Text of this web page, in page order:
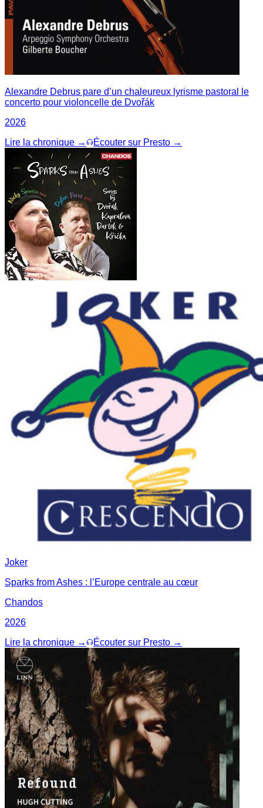
Alexandre Debrus pare d’un chaleureux lyrisme pastoral le
concerto pour violoncelle de Dvořák
2026
Lire la chronique →
Écouter sur Presto →
Joker
Sparks from Ashes : l’Europe centrale au cœur
Chandos
2026
Lire la chronique →
Écouter sur Presto →